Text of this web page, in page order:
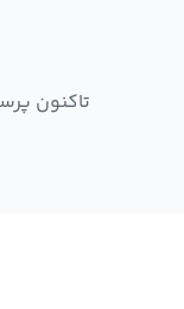
تاکنون